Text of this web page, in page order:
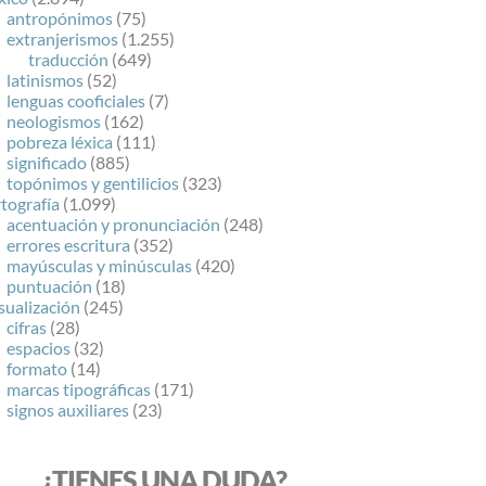
antropónimos (75)
extranjerismos (1.255)
traducción (649)
latinismos (52)
lenguas cooficiales (7)
neologismos (162)
pobreza léxica (111)
significado (885)
topónimos y gentilicios (323)
(1.099)
acentuación y pronunciación (248)
errores escritura (352)
mayúsculas y minúsculas (420)
puntuación (18)
(245)
cifras (28)
espacios (32)
formato (14)
marcas tipográficas (171)
signos auxiliares (23)
¿TIENES UNA DUDA?